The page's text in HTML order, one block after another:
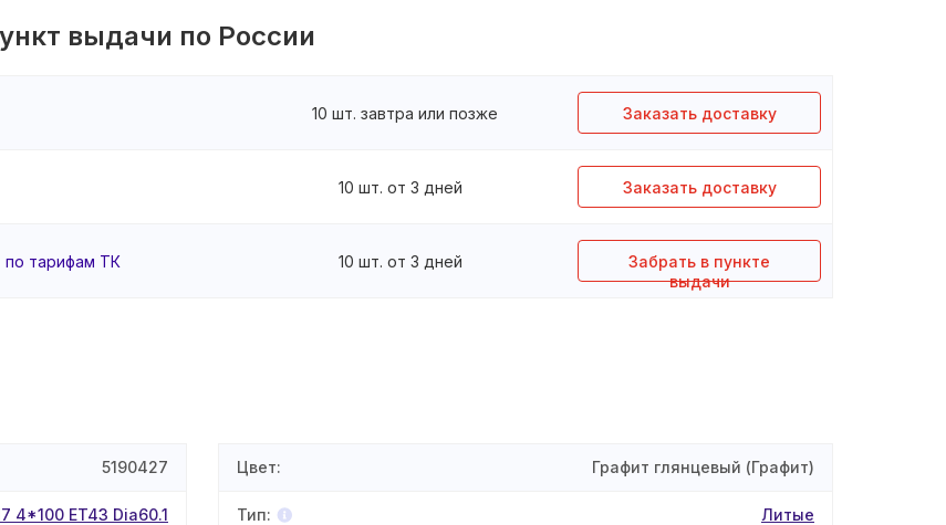
выдачи по России
10 шт. завтра или позже Заказать доставку
10 шт. от 3 дней Заказать доставку
по тарифам ТК 10 шт. от 3 дней
Забрать в пункте
выдачи
5190427
4*100 ET43 Dia60.1
Цвет: Графит глянцевый (Графит)
Тип: Литые